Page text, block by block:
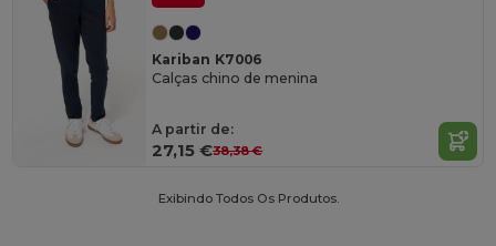
Kariban K7006
Calças chino de menina
A partir de:
27,15 €38,38 €
Exibindo Todos Os Produtos.